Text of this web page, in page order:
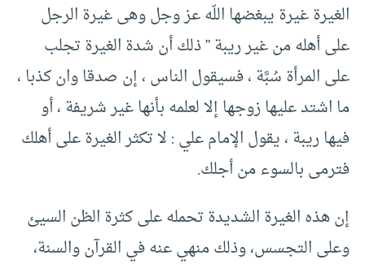
الغيرة غيرة يبغضها اللّه عز وجل وهى غيرة الرجل
على أهله من غير ريبة ” ذلك أن شدة الغيرة تجلب
على المرأة سُبَّة ، فسيقول الناس ، إن صدقا وان كذبا ،
ما اشتد عليها زوجها إلا لعلمه بأنها غير شريفة ، أو
فيها ريبة ، يقول الإمام علي :‏ لا تكثر الغيرة على أهلك
فترمى بالسوء من أجلك.‏
إن هذه الغيرة الشديدة تحمله على كثرة الظن السيئ
وعلى التجسس، وذلك منهي عنه في القرآن والسنة،